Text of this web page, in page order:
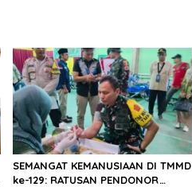
SEMANGAT KEMANUSIAAN DI TMMD
ke-129: RATUSAN PENDONOR